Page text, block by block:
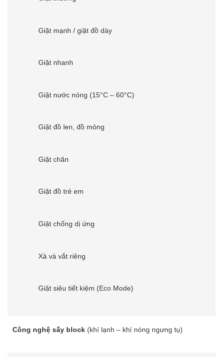
Giặt mạnh / giặt đồ dày
Giặt nhanh
Giặt nước nóng (15°C – 60°C)
Giặt đồ len, đồ mỏng
Giặt chăn
Giặt đồ trẻ em
Giặt chống dị ứng
Xả và vắt riêng
Giặt siêu tiết kiệm (Eco Mode)
Công nghệ sấy block (khí lạnh – khí nóng ngưng tụ)